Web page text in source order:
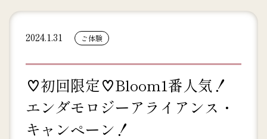
2024.1.31 ご体験
♡初回限定♡Bloom1番人気！
エンダモロジーアライアンス・
キャンペーン！